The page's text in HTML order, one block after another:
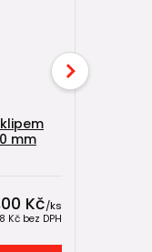
mm
Kč/ks
Kč bez DPH